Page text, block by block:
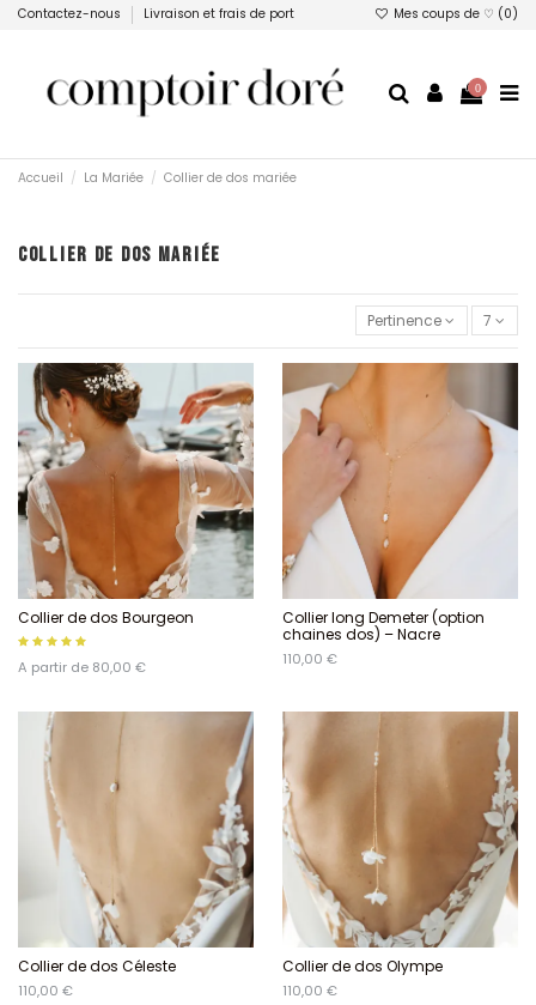
Contactez-nous Livraison et frais de port Mes coups de ♡ (0)
0
Accueil La Mariée Collier de dos mariée
COLLIER DE DOS MARIÉE
Pertinence 7
Collier de dos Bourgeon
A partir de 80,00 €
Collier long Demeter (option
chaines dos) – Nacre
110,00 €
Collier de dos Céleste
110,00 €
Collier de dos Olympe
110,00 €